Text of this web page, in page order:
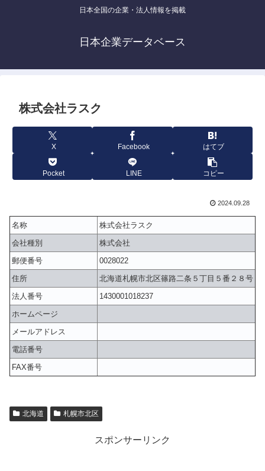
日本全国の企業・法人情報を掲載
日本企業データベース
株式会社ラスク
X Facebook はてブ
Pocket LINE コピー
2024.09.28
名称
株式会社ラスク
会社種別
株式会社
郵便番号
0028022
住所
北海道札幌市北区篠路二条５丁目５番２８号
法人番号
1430001018237
ホームページ
メールアドレス
電話番号
FAX番号
北海道 札幌市北区
スポンサーリンク